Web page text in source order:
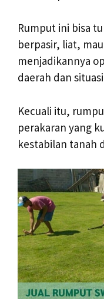
Rumput ini bisa
berpasir, liat,
menjadikannya
daerah dan
Kecuali itu,
perakaran yang
kestabilan tanah